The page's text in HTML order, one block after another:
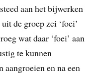
aan het bijwerken
de groep zei ‘foei’
wat daar ‘foei’ aan
te kunnen
aangroeien en na een